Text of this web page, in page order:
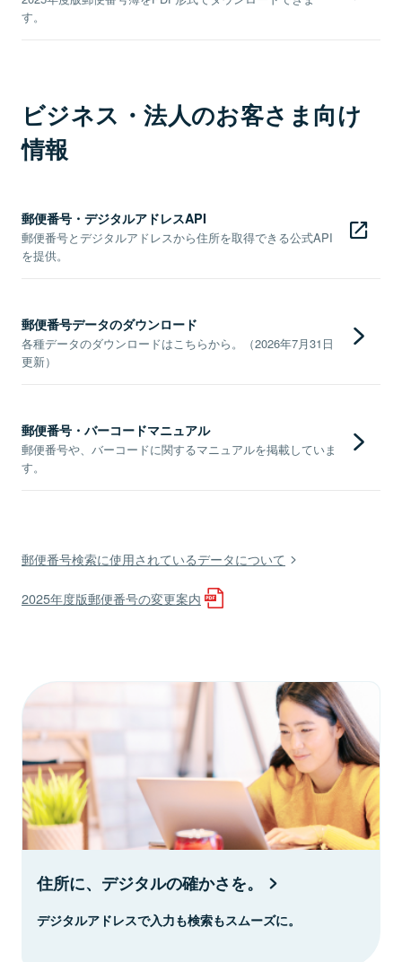
す。
ビジネス・法人のお客さま向け
情報
郵便番号・デジタルアドレスAPI
郵便番号とデジタルアドレスから住所を取得できる公式API
を提供。
郵便番号データのダウンロード
各種データのダウンロードはこちらから。（2026年7月31日
更新）
郵便番号・バーコードマニュアル
郵便番号や、バーコードに関するマニュアルを掲載していま
す。
郵便番号検索に使用されているデータについて
2025年度版郵便番号の変更案内
住所に、デジタルの確かさを。
デジタルアドレスで入力も検索もスムーズに。